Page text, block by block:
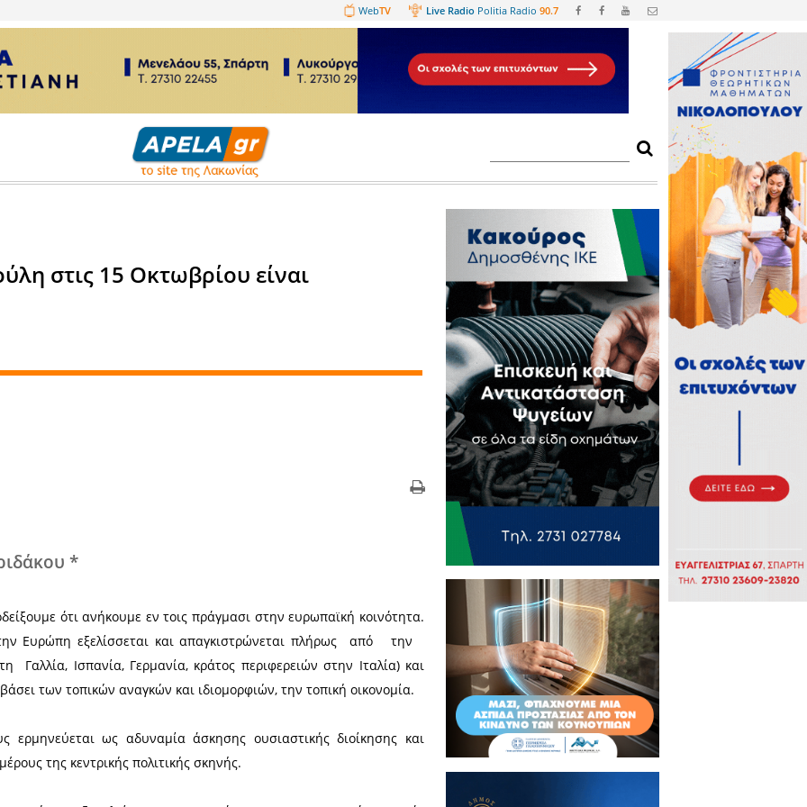
Web TV Live Radio
εκλογές
Τατούλη στις 15 Οκτωβρίου είναι